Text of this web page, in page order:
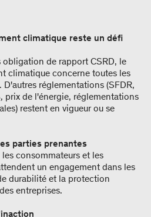
climatique reste un défi
obligation de rapport CSRD, le
climatique concerne toutes les
D'autres réglementations (SFDR,
prix de l'énergie, réglementations
restent en vigueur ou se
parties prenantes
consommateurs et les
un engagement dans les
durabilité et la protection
entreprises.